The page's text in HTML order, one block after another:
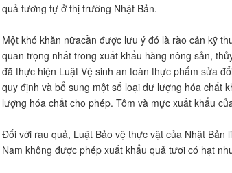
quả tương tự ở thị trường Nhật Bản.
Một khó khăn nữacần được lưu ý đó là rào cản kỹ
quan trọng nhất trong xuất khẩu hàng nông sản,
đã thực hiện Luật Vệ sinh an toàn thực phẩm sửa
quy định và bổ sung một số loại dư lượng hóa chất
lượng hóa chất cho phép. Tôm và mực xuất khẩu
Đối với rau quả, Luật Bảo vệ thực vật của Nhật Bản
Nam không được phép xuất khẩu quả tươi có hạt